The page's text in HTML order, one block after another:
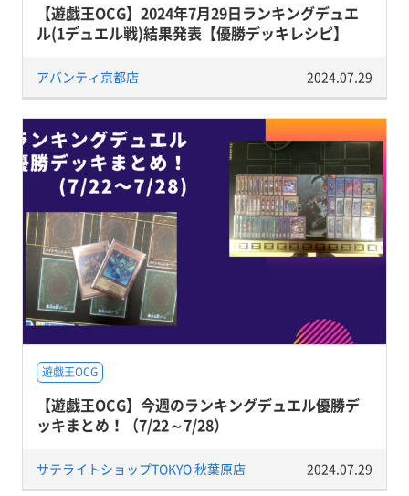
【遊戯王OCG】2024年7月29日ランキングデュエ
ル(1デュエル戦)結果発表【優勝デッキレシピ】
アバンティ京都店 2024.07.29
遊戯王OCG
【遊戯王OCG】今週のランキングデュエル優勝デ
ッキまとめ！（7/22～7/28）
サテライトショップTOKYO 秋葉原店 2024.07.29